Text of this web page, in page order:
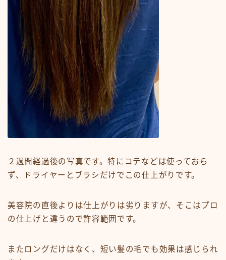
２週間経過後の写真です。特にコテなどは使っておら
ず、ドライヤーとブラシだけでこの仕上がりです。
美容院の直後よりは仕上がりは劣りますが、そこはプロ
の仕上げと違うので許容範囲です。
またロングだけはなく、短い髪の毛でも効果は感じられ